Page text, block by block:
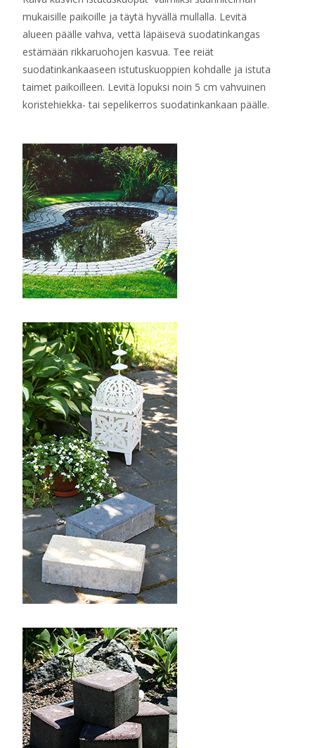
mukaisille paikoille ja täytä hyvällä mullalla. Levitä
alueen päälle vahva, vettä läpäisevä suodatinkangas
estämään rikkaruohojen kasvua. Tee reiät
suodatinkankaaseen istutuskuoppien kohdalle ja istuta
taimet paikoilleen. Levitä lopuksi noin 5 cm vahvuinen
koristehiekka- tai sepelikerros suodatinkankaan päälle.